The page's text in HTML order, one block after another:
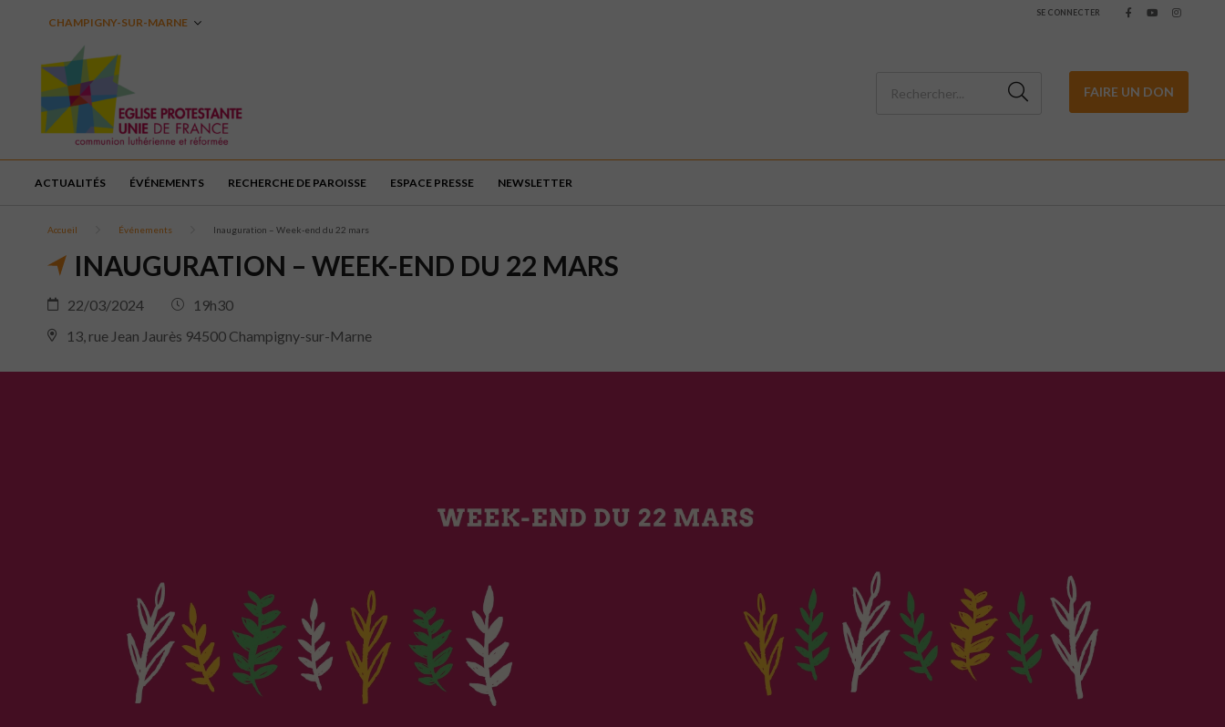
CHAMPIGNY-SUR-MARNE
SE CONNECTER
FAIRE UN DON
ACTUALITÉS ÉVÉNEMENTS RECHERCHE DE PAROISSE ESPACE PRESSE NEWSLETTER
Accueil Événements Inauguration – Week-end du 22 mars
INAUGURATION – WEEK-END DU 22 MARS
22/03/2024
19h30
13, rue Jean Jaurès 94500 Champigny-sur-Marne